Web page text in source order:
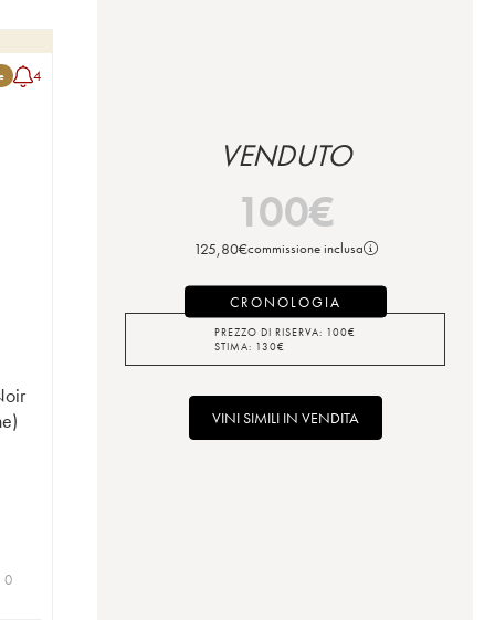
4
0
VENDUTO
100€
125,80€commissione inclusa
CRONOLOGIA
PREZZO DI RISERVA: 100€
STIMA: 130€
VINI SIMILI IN VENDITA